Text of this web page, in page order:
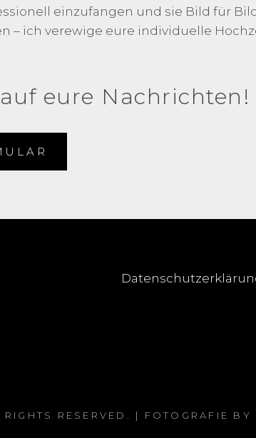
einzufangen und sie Bild für
– ich verewige eure individuelle
eure Nachrichten!
RIGHTS RESERVED. | FOTOGRAFIE BY